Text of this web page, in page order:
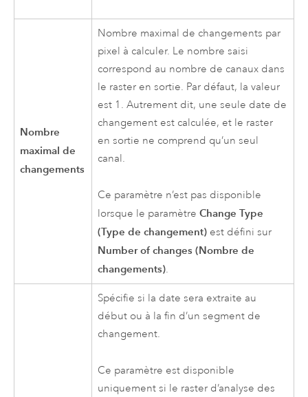
Nombre
maximal de
changements
Nombre maximal de changements par
pixel à calculer. Le nombre saisi
correspond au nombre de canaux dans
le raster en sortie. Par défaut, la valeur
est 1. Autrement dit, une seule date de
changement est calculée, et le raster
en sortie ne comprend qu’un seul
canal.
Ce paramètre n’est pas disponible
lorsque le paramètreChange Type
(Type de changement) est défini sur
Number of changes (Nombre de
changements).
Spécifie si la date sera extraite au
début ou à la fin d’un segment de
changement.
Ce paramètre est disponible
uniquement si le raster d’analyse des